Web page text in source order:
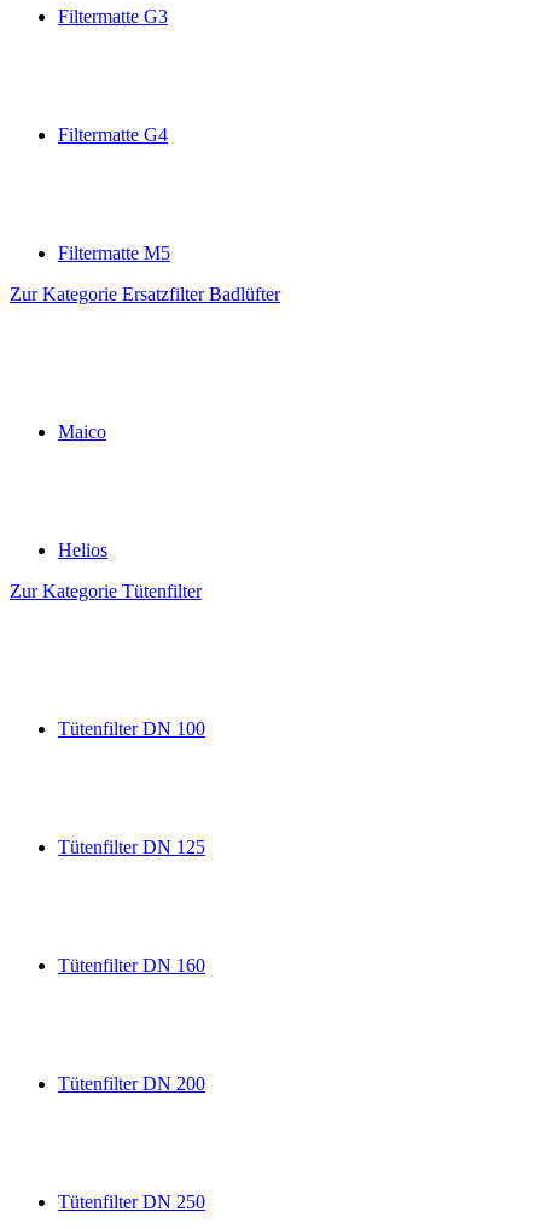
Filtermatte G3
Filtermatte G4
Filtermatte M5
Zur Kategorie Ersatzfilter Badlüfter
Maico
Helios
Zur Kategorie Tütenfilter
Tütenfilter DN 100
Tütenfilter DN 125
Tütenfilter DN 160
Tütenfilter DN 200
Tütenfilter DN 250